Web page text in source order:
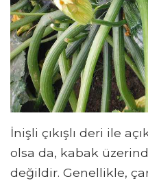
İnişli çıkışlı deri ile
olsa da, kabak
değildir. Genellikle,